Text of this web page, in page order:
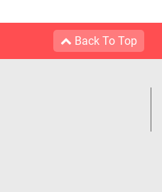
Back To Top